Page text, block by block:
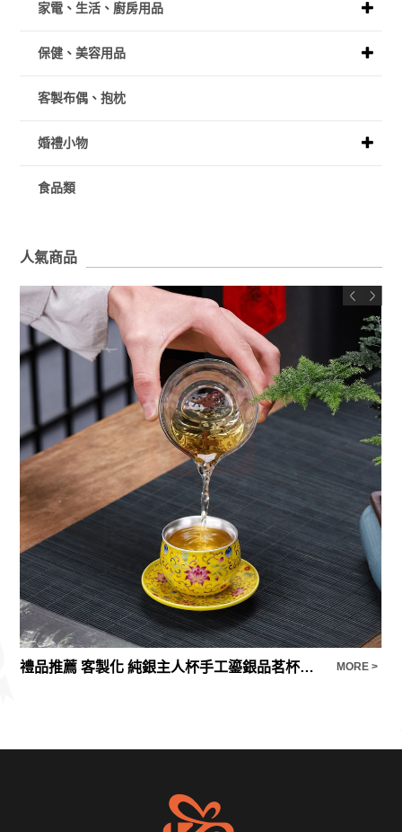
家電、生活、廚房用品
保健、美容用品
客製布偶、抱枕
婚禮小物
食品類
人氣商品
禮品推薦 客製化 純銀主人杯手工鎏銀品茗杯琺瑯彩扒花茶杯杯墊高檔禮盒商務送禮品 MORE >